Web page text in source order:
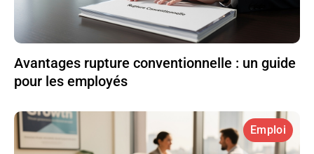
Avantages rupture conventionnelle : un guide
pour les employés
Emploi